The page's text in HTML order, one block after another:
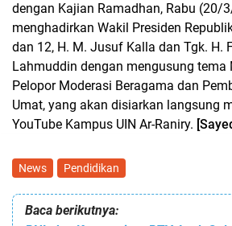
dengan Kajian Ramadhan, Rabu (20/
menghadirkan Wakil Presiden
dan 12, H. M. Jusuf Kalla dan Tgk. H.
Lahmuddin dengan mengusung tema
Pelopor Moderasi Beragama dan
Umat, yang akan disiarkan langsung
YouTube Kampus UIN Ar-Raniry.
News Pendidikan
Baca berikutnya: